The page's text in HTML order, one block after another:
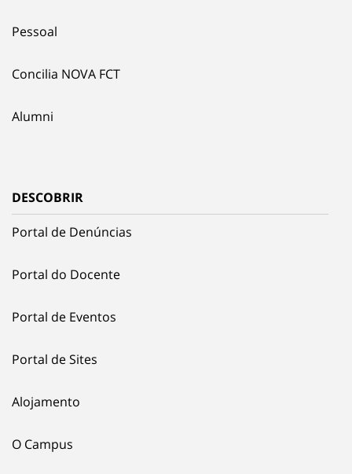
Pessoal
Concilia NOVA FCT
Alumni
DESCOBRIR
Portal de Denúncias
Portal do Docente
Portal de Eventos
Portal de Sites
Alojamento
O Campus